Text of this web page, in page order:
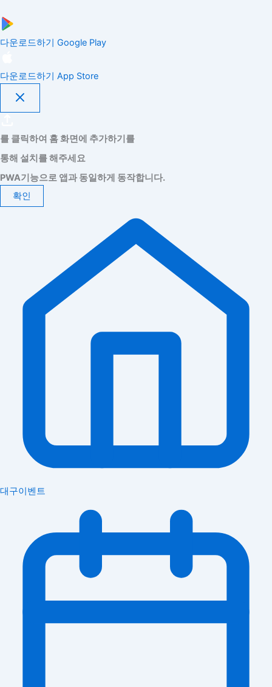
다운로드하기 Google Play
다운로드하기 App Store
를 클릭하여 홈 화면에 추가하기를
통해 설치를 해주세요
PWA기능으로 앱과 동일하게 동작합니다.
확인
대구이벤트